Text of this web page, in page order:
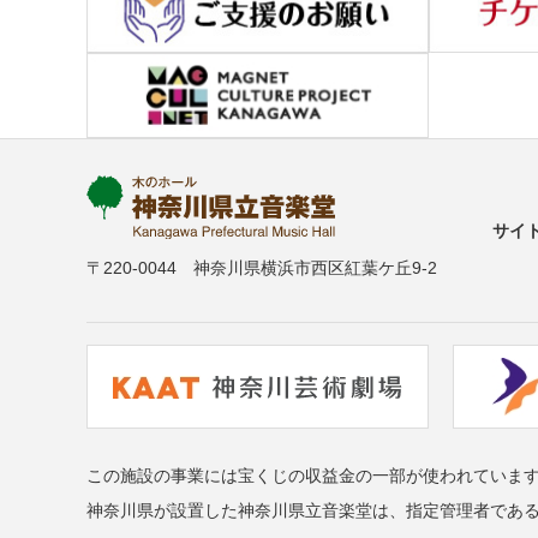
〒220-0044 神奈川県横浜市西区紅葉ケ丘9-2
サイ
この施設の事業には宝くじの収益金の一部が使われていま
神奈川県が設置した神奈川県立音楽堂は、指定管理者であ